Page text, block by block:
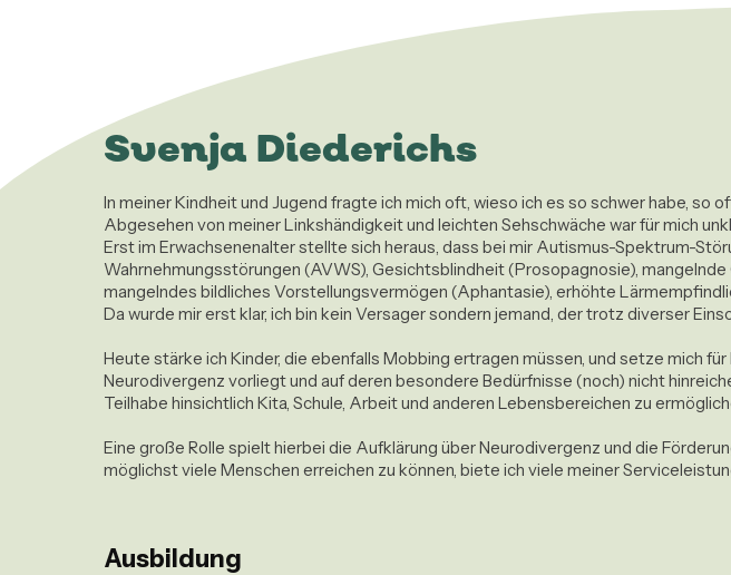
Svenja Diederichs
In meiner Kindheit und Jugend fragte ich mich oft, wieso ich es so schwer habe, so
Abgesehen von meiner Linkshändigkeit und leichten Sehschwäche war für mich
Erst im Erwachsenenalter stellte sich heraus, dass bei mir Autismus-Spektrum-
Wahrnehmungsstörungen (AVWS), Gesichtsblindheit (Prosopagnosie),
mangelndes bildliches Vorstellungsvermögen (Aphantasie), erhöhte
Da wurde mir erst klar, ich bin kein Versager sondern jemand, der trotz diverser
Heute stärke ich Kinder, die ebenfalls Mobbing ertragen müssen, und setze mich
Neurodivergenz vorliegt und auf deren besondere Bedürfnisse (noch) nicht
Teilhabe hinsichtlich Kita, Schule, Arbeit und anderen Lebensbereichen zu
Eine große Rolle spielt hierbei die Aufklärung über Neurodivergenz und die
möglichst viele Menschen erreichen zu können, biete ich viele meiner
Ausbildung